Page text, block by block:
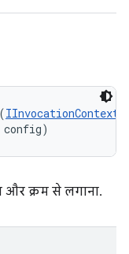
IInvocationContext
config)
और क्रम से लगाना.